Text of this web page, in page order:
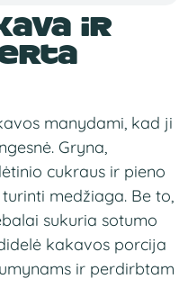
ir
manydami, kad ji
Gryna,
cukraus ir pieno
medžiaga. Be to,
sukuria sotumo
kakavos porcija
ir perdirbtam